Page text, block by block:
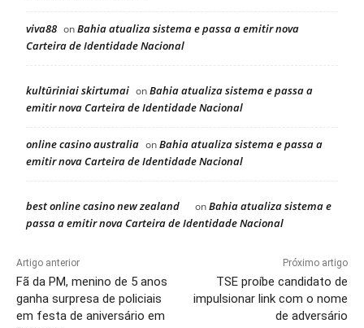
viva88 onBahia atualiza sistema e passa a emitir nova
Carteira de Identidade Nacional
kultūriniai skirtumai onBahia atualiza sistema e passa a
emitir nova Carteira de Identidade Nacional
online casino australia onBahia atualiza sistema e passa a
emitir nova Carteira de Identidade Nacional
best online casino new zealand onBahia atualiza sistema e
passa a emitir nova Carteira de Identidade Nacional
Artigo anterior
Fã da PM, menino de 5 anos
ganha surpresa de policiais
em festa de aniversário em
Próximo artigo
TSE proíbe candidato de
impulsionar link com o nome
de adversário